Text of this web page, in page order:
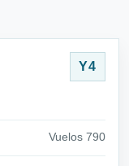
Y4
Vuelos 790